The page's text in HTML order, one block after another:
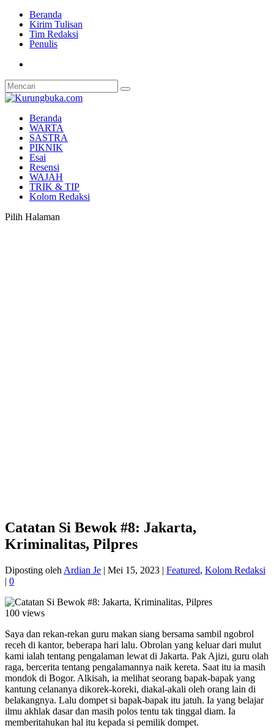
Beranda
Kirim Tulisan
Tim Redaksi
Penulis
Beranda
WARTA
SASTRA
PIKNIK
Esai
Resensi
WAJAH
TRIK & TIP
Kolom Redaksi
Pilih Halaman
Catatan Si Bewok #8: Jakarta,
Kriminalitas, Pilpres
Diposting oleh Ardian Je | Mei 15, 2023 | Featured, Kolom Redaksi
| 0
100 views
Saya dan rekan-rekan guru makan siang bersama sambil ngobrol
receh di kantor, beberapa hari lalu. Obrolan yang keluar dari mulut
kami ialah tentang pengalaman lewat di Jakarta. Pak Ajizi, guru olah
raga, bercerita tentang pengalamannya naik kereta. Saat itu ia masih
mondok di Bogor. Alkisah, ia melihat seorang bapak-bapak yang
kantung celananya dikorek-koreki, diakal-akali oleh orang lain di
belakangnya. Lalu dompet si bapak-bapak itu jatuh. Ia yang belajar
ilmu akhlak dasar dan masih polos tentu tak tinggal diam. Ia
memberitahukan hal itu kepada si pemilik dompet.